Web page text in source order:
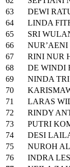
63
DEWI
64
LINDA
65
SRI
66
NUR’AENI
67
RINI NUR
68
DE WINDI
69
NINDA
70
71
LARAS
72
RINDY
73
PUTRI
74
DESI
75
NUROH
76
INDRA